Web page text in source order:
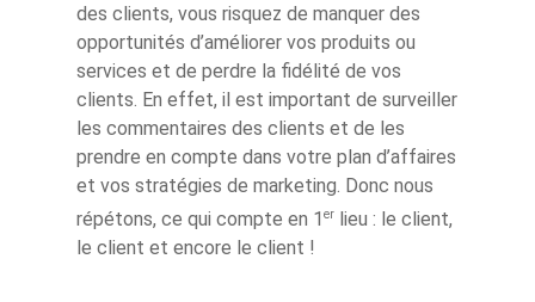
des clients, vous risquez de manquer des
opportunités d’améliorer vos produits ou
services et de perdre la fidélité de vos
clients. En effet, il est important de surveiller
les commentaires des clients et de les
prendre en compte dans votre plan d’affaires
et vos stratégies de marketing. Donc nous
répétons, ce qui compte en 1 er lieu : le client,
le client et encore le client !
Nos
Les experts
Actualités
Actualités récentes
Nouvelles start-ups
Contact